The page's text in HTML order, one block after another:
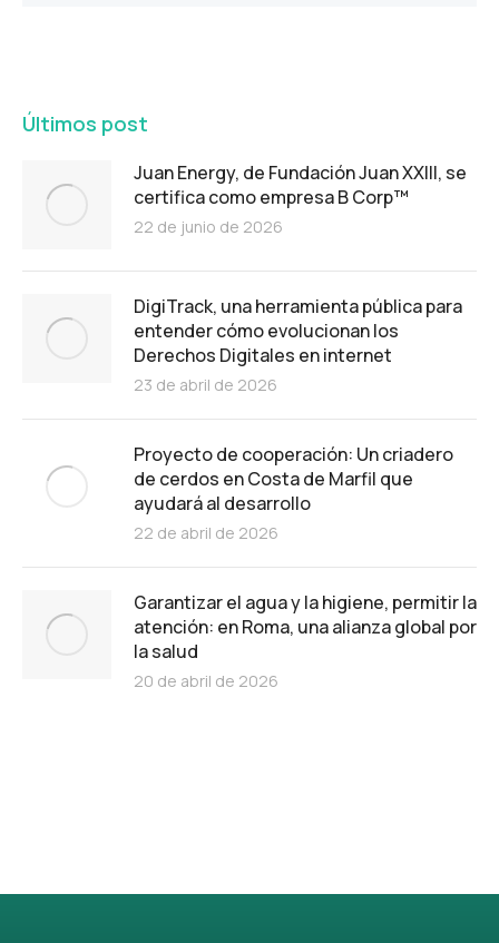
Últimos post
Juan Energy, de Fundación Juan XXIII, se
certifica como empresa B Corp™
22 de junio de 2026
DigiTrack, una herramienta pública para
entender cómo evolucionan los
Derechos Digitales en internet
23 de abril de 2026
Proyecto de cooperación: Un criadero
de cerdos en Costa de Marfil que
ayudará al desarrollo
22 de abril de 2026
Garantizar el agua y la higiene, permitir la
atención: en Roma, una alianza global por
la salud
20 de abril de 2026